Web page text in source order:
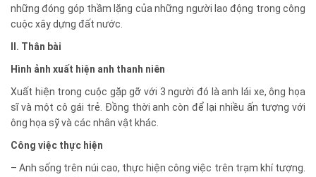
những đóng góp thầm lặng của những người lao động trong công
cuộc xây dựng đất nước.
II. Thân bài
Hình ảnh xuất hiện anh thanh niên
Xuất hiện trong cuộc gặp gỡ với 3 người đó là anh lái xe, ông họa
sĩ và một cô gái trẻ. Đồng thời anh còn để lại nhiều ấn tượng với
ông họa sỹ và các nhân vật khác.
Công việc thực hiện
– Anh sống trên núi cao, thực hiện công việc trên trạm khí tượng.